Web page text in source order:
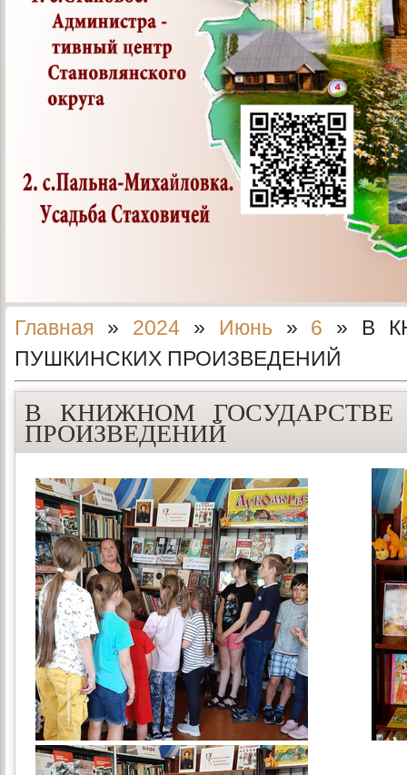
Главная » 2024 » Июнь » 6 » В
ПУШКИНСКИХ ПРОИЗВЕДЕНИЙ
В КНИЖНОМ
ПРОИЗВЕДЕНИЙ